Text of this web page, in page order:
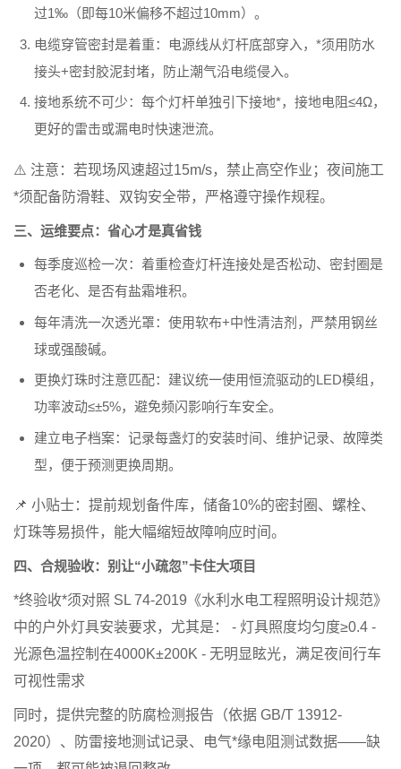
过1‰（即每10米偏移不超过10mm）。
电缆穿管密封是着重：电源线从灯杆底部穿入，*须用防水
接头+密封胶泥封堵，防止潮气沿电缆侵入。
接地系统不可少：每个灯杆单独引下接地*，接地电阻≤4Ω，
更好的雷击或漏电时快速泄流。
⚠️ 注意：若现场风速超过15m/s，禁止高空作业；夜间施工
*须配备防滑鞋、双钩安全带，严格遵守操作规程。
三、运维要点：省心才是真省钱
每季度巡检一次：着重检查灯杆连接处是否松动、密封圈是
否老化、是否有盐霜堆积。
每年清洗一次透光罩：使用软布+中性清洁剂，严禁用钢丝
球或强酸碱。
更换灯珠时注意匹配：建议统一使用恒流驱动的LED模组，
功率波动≤±5%，避免频闪影响行车安全。
建立电子档案：记录每盏灯的安装时间、维护记录、故障类
型，便于预测更换周期。
📌 小贴士：提前规划备件库，储备10%的密封圈、螺栓、
灯珠等易损件，能大幅缩短故障响应时间。
四、合规验收：别让“小疏忽”卡住大项目
*终验收*须对照 SL 74-2019 《水利水电工程照明设计规范》
中的户外灯具安装要求，尤其是： - 灯具照度均匀度≥0.4 -
光源色温控制在4000K±200K - 无明显眩光，满足夜间行车
可视性需求
同时，提供完整的防腐检测报告（依据 GB/T 13912-
2020）、防雷接地测试记录、电气*缘电阻测试数据——缺